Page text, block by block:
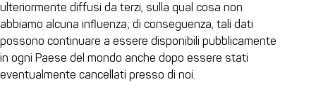
ulteriormente diffusi da terzi, sulla qual cosa non
abbiamo alcuna influenza; di conseguenza, tali dati
possono continuare a essere disponibili pubblicamente
in ogni Paese del mondo anche dopo essere stati
eventualmente cancellati presso di noi.